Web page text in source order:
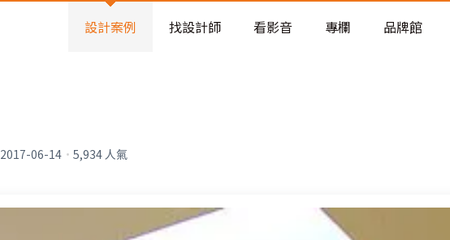
老屋預算分配與高 CP 值煥新術
設計案例 找設計師 看影音 專欄 品牌館
2017-06-14 · 5,934人氣